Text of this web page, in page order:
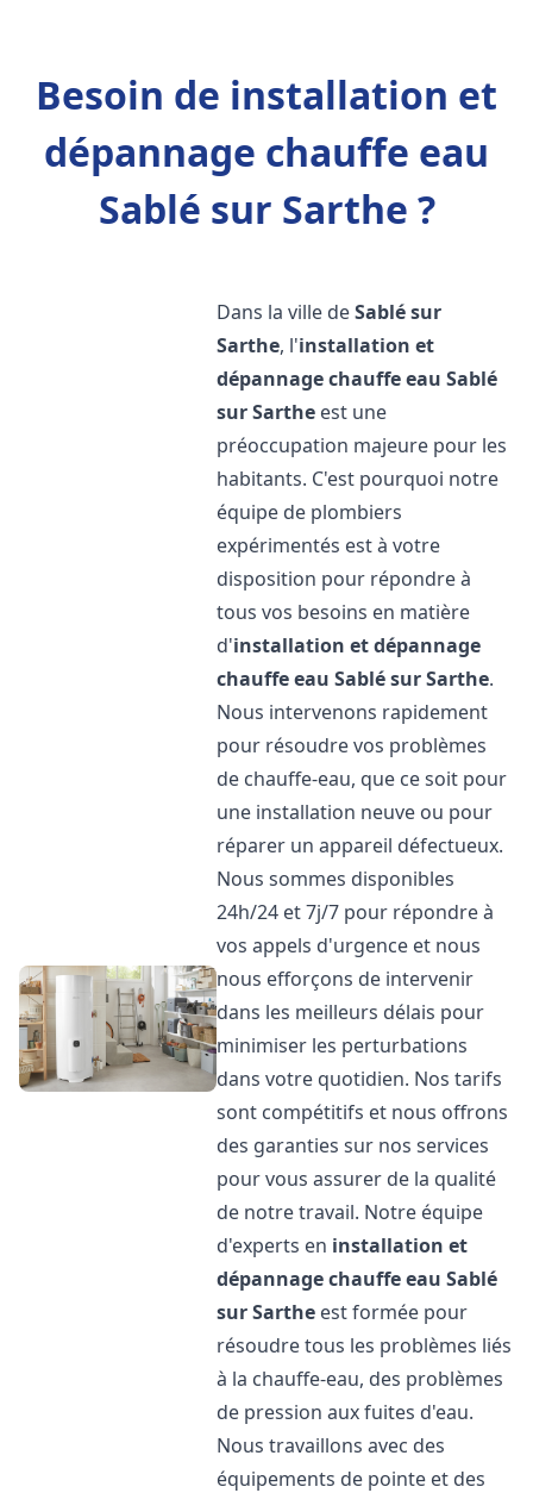
Besoin de installation et
dépannage chauffe eau
Sablé sur Sarthe ?
Dans la ville deSablé sur
Sarthe, l'installation et
dépannage chauffe eau Sablé
sur Sarthe est une
préoccupation majeure pour les
habitants. C'est pourquoi notre
équipe de plombiers
expérimentés est à votre
disposition pour répondre à
tous vos besoins en matière
d'installation et dépannage
chauffe eau Sablé sur Sarthe.
Nous intervenons rapidement
pour résoudre vos problèmes
de chauffe-eau, que ce soit pour
une installation neuve ou pour
réparer un appareil défectueux.
Nous sommes disponibles
24h/24 et 7j/7 pour répondre à
vos appels d'urgence et nous
nous efforçons de intervenir
dans les meilleurs délais pour
minimiser les perturbations
dans votre quotidien. Nos tarifs
sont compétitifs et nous offrons
des garanties sur nos services
pour vous assurer de la qualité
de notre travail. Notre équipe
d'experts en installation et
dépannage chauffe eau Sablé
sur Sarthe est formée pour
résoudre tous les problèmes liés
à la chauffe-eau, des problèmes
de pression aux fuites d'eau.
Nous travaillons avec des
équipements de pointe et des